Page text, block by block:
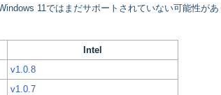
11ではまだサポートされていない可能性があ
Intel
v1.0.8
v1.0.7